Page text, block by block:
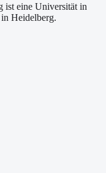
ist eine Universität in
Heidelberg.